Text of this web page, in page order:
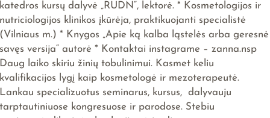
katedros kursų dalyvė „RUDN“, lektorė. * Kosmetologijos ir
nutriciologijos klinikos įkūrėja, praktikuojanti specialistė
(Vilniaus m.) * Knygos „Apie ką kalba ląstelės arba geresnė
savęs versija“ autorė * Kontaktai instagrame – zanna.nsp
Daug laiko skiriu žinių tobulinimui. Kasmet keliu
kvalifikacijos lygį kaip kosmetologė ir mezoterapeutė.
Lankau specializuotus seminarus, kursus, dalyvauju
tarptautiniuose kongresuose ir parodose. Stebiu